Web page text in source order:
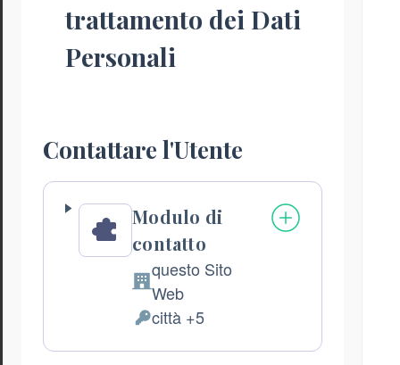
trattamento dei Dati
Personali
Contattare l'Utente
Modulo di
contatto
Azienda:
questo Sito
Web
Dati
Personali
città +5